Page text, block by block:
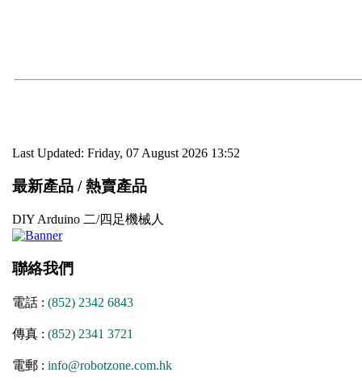
Last Updated: Friday, 07 August 2026 13:52
最新產品 / 熱賣產品
DIY Arduino 二/四足機械人
聯絡我們
電話 : (852) 2342 6843
傳真 : (852) 2341 3721
電郵 : info@robotzone.com.hk